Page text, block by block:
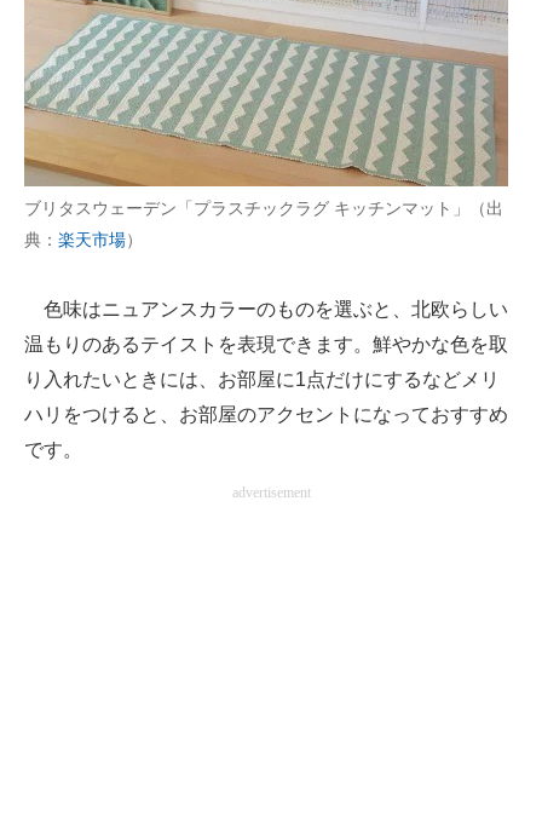
ブリタスウェーデン「プラスチックラグ キッチンマット」（出
典： 楽天市場）
色味はニュアンスカラーのものを選ぶと、北欧らしい
温もりのあるテイストを表現できます。鮮やかな色を取
り入れたいときには、お部屋に1点だけにするなどメリ
ハリをつけると、お部屋のアクセントになっておすすめ
です。
advertisement